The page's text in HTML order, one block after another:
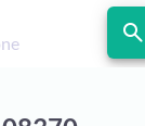
search